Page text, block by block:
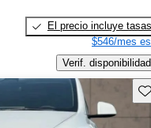
El precio incluye tasas
$546/mes
Verif. disponibilidad